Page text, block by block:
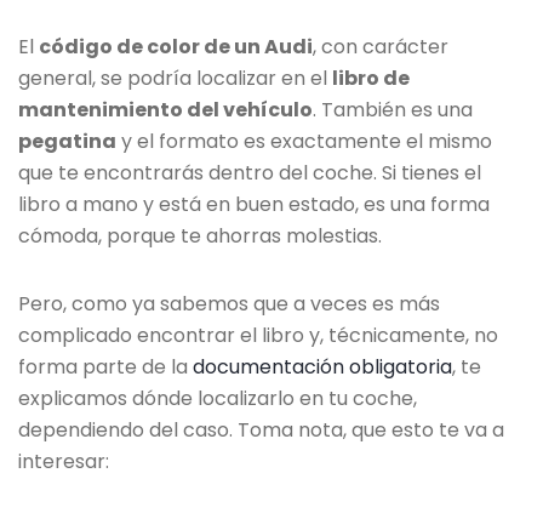
El código de color de un Audi, con carácter
general, se podría localizar en el libro de
mantenimiento del vehículo. También es una
pegatina y el formato es exactamente el mismo
que te encontrarás dentro del coche. Si tienes el
libro a mano y está en buen estado, es una forma
cómoda, porque te ahorras molestias.
Pero, como ya sabemos que a veces es más
complicado encontrar el libro y, técnicamente, no
forma parte de la documentación obligatoria, te
explicamos dónde localizarlo en tu coche,
dependiendo del caso. Toma nota, que esto te va a
interesar: